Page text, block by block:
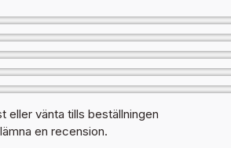
eller vänta tills beställningen
en recension.